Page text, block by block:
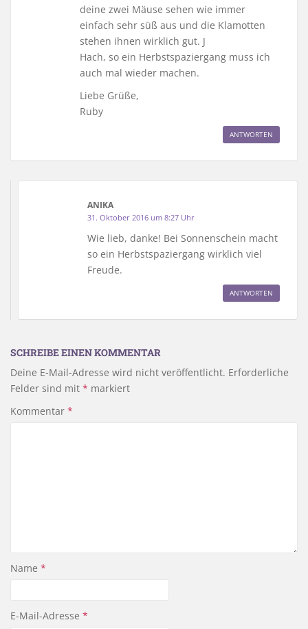
deine zwei Mäuse sehen wie immer
einfach sehr süß aus und die Klamotten
stehen ihnen wirklich gut. J
Hach, so ein Herbstspaziergang muss ich
auch mal wieder machen.
Liebe Grüße,
Ruby
ANTWORTEN
ANIKA
31. Oktober 2016 um 8:27 Uhr
Wie lieb, danke! Bei Sonnenschein macht
so ein Herbstspaziergang wirklich viel
Freude.
ANTWORTEN
SCHREIBE EINEN KOMMENTAR
Deine E-Mail-Adresse wird nicht veröffentlicht. Erforderliche
Felder sind mit * markiert
Kommentar *
Name *
E-Mail-Adresse *